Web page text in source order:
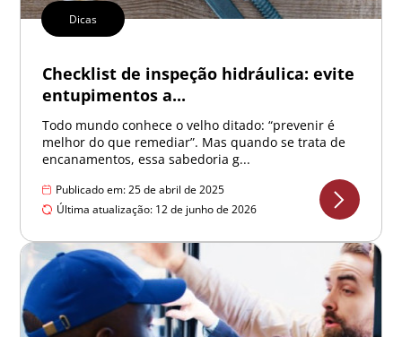
Dicas
Checklist de inspeção hidráulica: evite
entupimentos a...
Todo mundo conhece o velho ditado: “prevenir é
melhor do que remediar”. Mas quando se trata de
encanamentos, essa sabedoria g...
Publicado em: 25 de abril de 2025
Última atualização: 12 de junho de 2026